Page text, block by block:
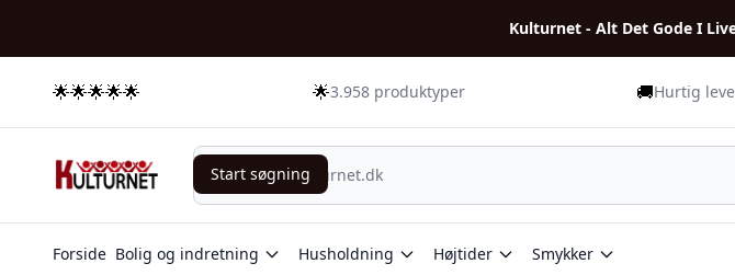
Kulturnet - Alt Det Gode I
🌟🌟🌟🌟🌟 🌟3.958 produktyper 🚚Hurtig
Start søgning
Start søgning
Forside Bolig og indretning Husholdning Højtider Smykker